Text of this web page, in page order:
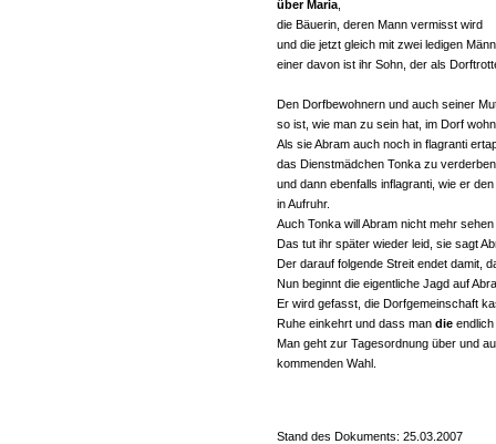
über Maria
die Bäuerin, deren Mann vermisst wird
und die jetzt gleich mit zwei ledigen
einer davon ist ihr Sohn, der als
Den Dorfbewohnern und auch seiner
so ist, wie man zu sein hat, im Dorf
Als sie Abram auch noch in flagranti
das Dienstmädchen Tonka zu
und dann ebenfalls inflagranti, wie er
in Aufruhr.
Auch Tonka will Abram nicht mehr
Das tut ihr später wieder leid, sie sagt
Der darauf folgende Streit endet damit,
Nun beginnt die eigentliche Jagd auf
Er wird gefasst, die Dorfgemeinschaft
Ruhe einkehrt und dass man die
Man geht zur Tagesordnung über und
kommenden Wahl.
Stand des Dokuments: 25.03.2007